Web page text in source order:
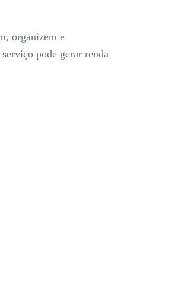
organizem e
pode gerar renda